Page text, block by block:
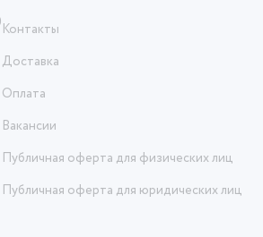
Контакты
Доставка
Оплата
Вакансии
Публичная оферта для физических лиц
Публичная оферта для юридических лиц